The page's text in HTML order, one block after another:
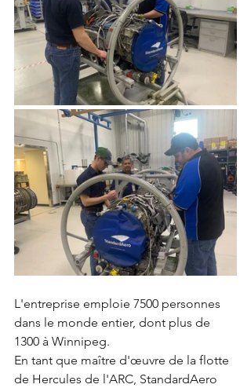
L'entreprise emploie 7500 personnes
dans le monde entier, dont plus de
1300 à Winnipeg.
En tant que maître d'œuvre de la flotte
de Hercules de l'ARC, StandardAero